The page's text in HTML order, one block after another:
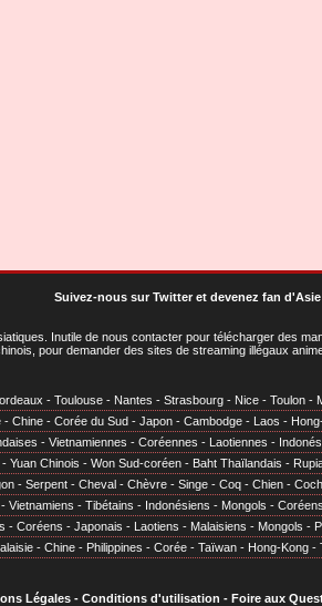
Suivez-nous sur Twitteret devenez fan
. Inutile de nous contacter pour télécharger des
pour demander des sites de streaming illégaux
- Toulouse - Nantes - Strasbourg - Nice - Toulon -
- Chine - Corée du Sud - Japon - Cambodge - Laos -
- Vietnamiennes - Coréennes - Laotiennes -
- Yuan Chinois - Won Sud-coréen - Baht Thaïlandais -
- Serpent - Cheval - Chèvre - Singe - Coq - Chien -
- Vietnamiens - Tibétains - Indonésiens - Mongols - Coréens
- Coréens - Japonais - Laotiens - Malaisiens - Mongols -
- Chine - Philippines - Corée - Taïwan - Hong-Kong -
Légales- Conditions d'utilisation - Foire aux